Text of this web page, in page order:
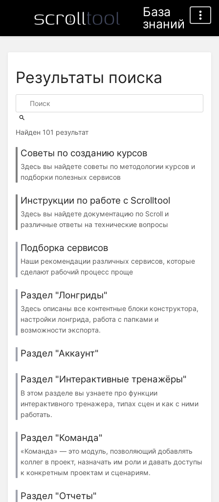
База
знаний
Результаты поиска
Найден 101 результат
Советы по созданию курсов
Здесь вы найдете советы по методологии курсов и
подборки полезных сервисов
Инструкции по работе с Scrolltool
Здесь вы найдете документацию по Scroll и
различные ответы на технические вопросы
Подборка сервисов
Наши рекомендации различных сервисов, которые
сделают рабочий процесс проще
Раздел "Лонгриды"
Здесь описаны все контентные блоки конструктора,
настройки лонгрида, работа с папками и
возможности экспорта.
Раздел "Аккаунт"
Раздел "Интерактивные тренажёры"
В этом разделе вы узнаете про функции
интерактивного тренажера, типах сцен и как с ними
работать.
Раздел "Команда"
«Команда» — это модуль, позволяющий добавлять
коллег в проект, назначать им роли и давать доступы
к конкретным проектам и сценариям.
Раздел "Отчеты"